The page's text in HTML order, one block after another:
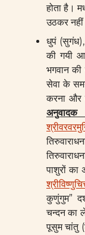
होता है।
उठकर नहीं
धुपं (सुगंध),
की गयी
भगवान
सेवा के
करना और
अनुवादक
पाशुरों
कुणुंगुम”
चन्दन का
पूसुम चांतु